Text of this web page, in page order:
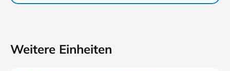
Weitere Einheiten